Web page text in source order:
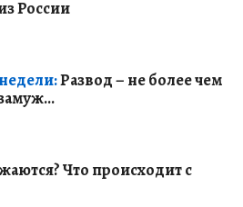
России
Развод – не более чем
Что происходит с